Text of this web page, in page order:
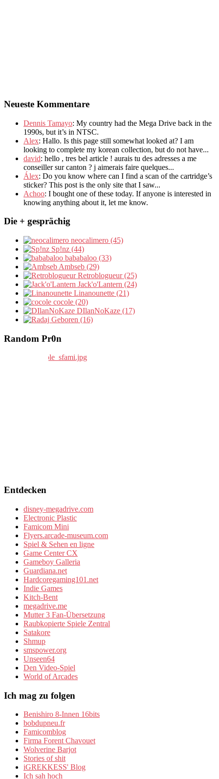
Neueste Kommentare
Dennis Tamayo: My country had the Mega Drive back in the
1990s, but it’s in NTSC.
Alex: Hallo. Is this page still somewhat looked at? I am
looking to complete my korean collection, but do not have...
david: hello , tres bel article ! aurais tu des adresses a me
conseiller sur canton ? j aimerais faire quelques...
Álex: Do you know where can I find a scan of the cartridge’s
sticker? This post is the only site that I saw...
Achoo: I bought one of these today. If anyone is interested in
knowing anything about it, let me know.
Die + gesprächig
neocalimero (45)
Sp!nz (44)
bababaloo (33)
Ambseb (29)
Retroblogueur (25)
Jack'o'Lantern (24)
Linanounette (21)
cocole (20)
DIlanNoKaze (17)
Geboren (16)
Random Pr0n
Entdecken
disney-megadrive.com
Electronic Plastic
Famicom Mini
Flyers.arcade-museum.com
Spiel & Sehen en ligne
Game Center CX
Gameboy Galleria
Guardiana.net
Hardcoregaming101.net
Indie Games
Kitch-Bent
megadrive.me
Mutter 3 Fan-Übersetzung
Raubkopierte Spiele Zentral
Satakore
Shmup
smspower.org
Unseen64
Den Video-Spiel
World of Arcades
Ich mag zu folgen
Benishiro 8-Innen 16bits
bobdupneu.fr
Famicomblog
Firma Forent Chavouet
Wolverine Barjot
Stories of shit
iGREKKESS' Blog
Ich sah hoch